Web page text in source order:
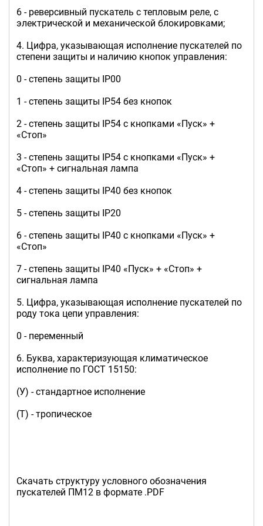
6 - реверсивный пускатель с тепловым реле, с
электрической и механической блокировками;
4. Цифра, указывающая исполнение пускателей по
степени защиты и наличию кнопок управления:
0 - степень защиты IP00
1 - степень защиты IP54 без кнопок
2 - степень защиты IP54 с кнопками «Пуск» +
«Стоп»
3 - степень защиты IP54 с кнопками «Пуск» +
«Стоп» + сигнальная лампа
4 - степень защиты IP40 без кнопок
5 - степень защиты IP20
6 - степень защиты IP40 с кнопками «Пуск» +
«Стоп»
7 - степень защиты IP40 «Пуск» + «Стоп» +
сигнальная лампа
5. Цифра, указывающая исполнение пускателей по
роду тока цепи управления:
0 - переменный
6. Буква, характеризующая климатическое
исполнение по ГОСТ 15150:
(У) - стандартное исполнение
(Т) - тропическое
Скачать структуру условного обозначения
пускателей ПМ12 в формате .PDF